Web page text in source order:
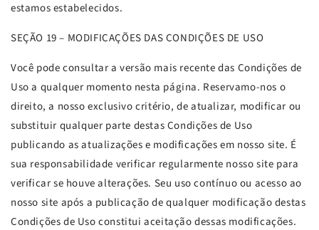
estamos estabelecidos.
SEÇÃO 19 – MODIFICAÇÕES DAS CONDIÇÕES DE USO
Você pode consultar a versão mais recente das Condições de
Uso a qualquer momento nesta página. Reservamo-nos o
direito, a nosso exclusivo critério, de atualizar, modificar ou
substituir qualquer parte destas Condições de Uso
publicando as atualizações e modificações em nosso site. É
sua responsabilidade verificar regularmente nosso site para
verificar se houve alterações. Seu uso contínuo ou acesso ao
nosso site após a publicação de qualquer modificação destas
Condições de Uso constitui aceitação dessas modificações.